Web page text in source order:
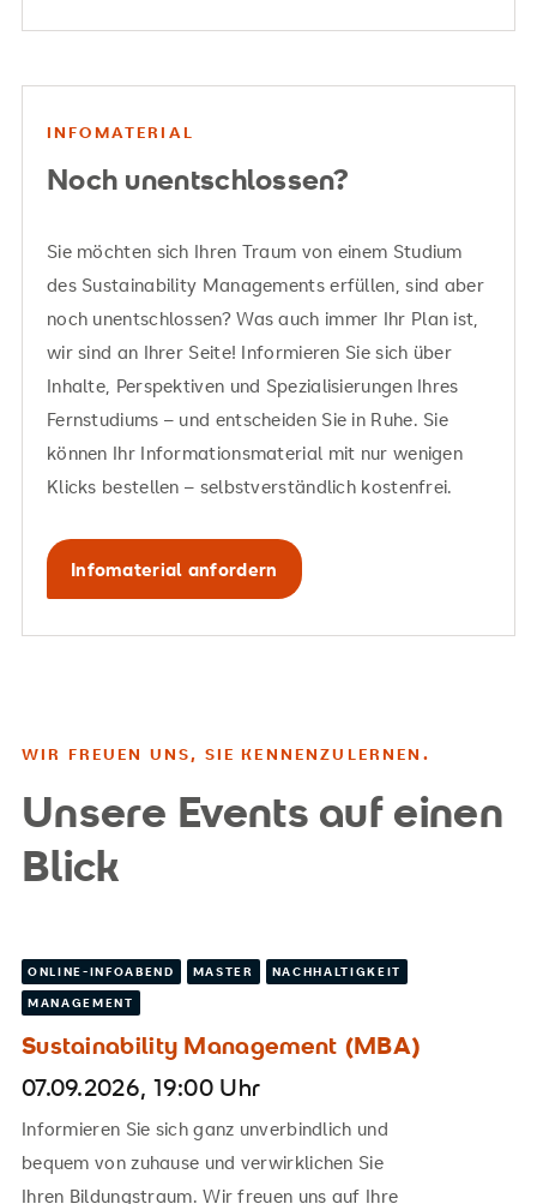
INFOMATERIAL
Noch unentschlossen?
Sie möchten sich Ihren Traum von einem Studium
des Sustainability Managements erfüllen, sind aber
noch unentschlossen? Was auch immer Ihr Plan ist,
wir sind an Ihrer Seite! Informieren Sie sich über
Inhalte, Perspektiven und Spezialisierungen Ihres
Fernstudiums – und entscheiden Sie in Ruhe. Sie
können Ihr Informationsmaterial mit nur wenigen
Klicks bestellen – selbstverständlich kostenfrei.
Infomaterial anfordern
WIR FREUEN UNS, SIE KENNENZULERNEN.
Unsere Events auf einen
Blick
ONLINE-INFOABEND MASTER
NACHHALTIGKEIT
MANAGEMENT
Sustainability Management (MBA)
07.09.2026, 19:00 Uhr
Informieren Sie sich ganz unverbindlich und
bequem von zuhause und verwirklichen Sie
Ihren Bildungstraum. Wir freuen uns auf Ihre